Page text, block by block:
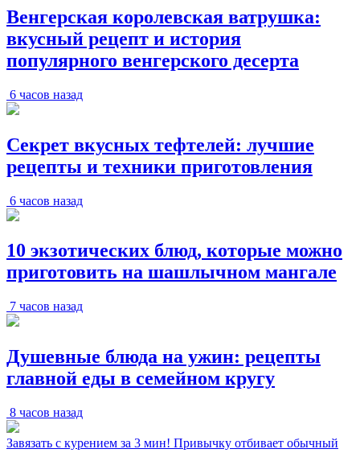
Венгерская королевская ватрушка:
вкусный рецепт и история
популярного венгерского десерта
6 часов назад
Секрет вкусных тефтелей: лучшие
рецепты и техники приготовления
6 часов назад
10 экзотических блюд, которые можно
приготовить на шашлычном мангале
7 часов назад
Душевные блюда на ужин: рецепты
главной еды в семейном кругу
8 часов назад
Завязать с курением за 3 мин! Привычку отбивает обычный